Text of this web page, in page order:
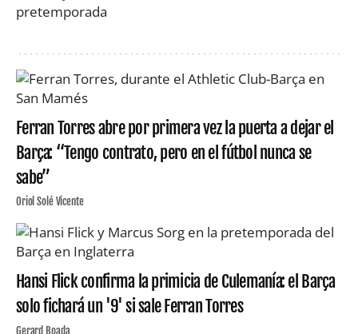
Ferran Torres abre por primera vez la puerta a dejar el
Barça: “Tengo contrato, pero en el fútbol nunca se
sabe”
Oriol Solé Vicente
Hansi Flick confirma la primicia de Culemanía: el Barça
solo fichará un '9' si sale Ferran Torres
Gerard Boada